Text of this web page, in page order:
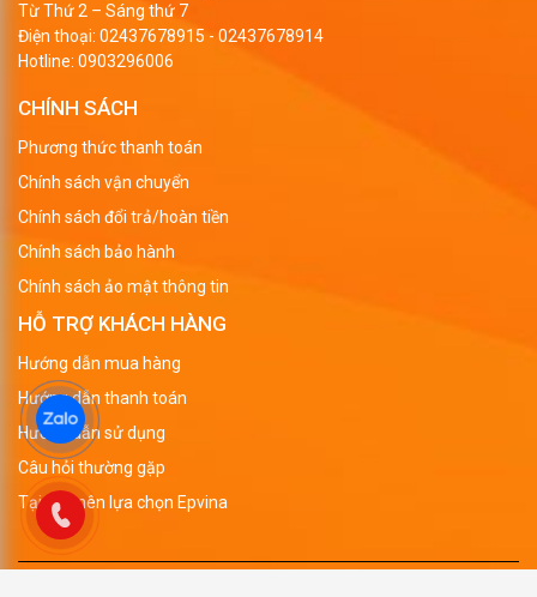
Từ Thứ 2 – Sáng thứ 7
Điện thoại: 02437678915 - 02437678914
Hotline: 0903296006
CHÍNH SÁCH
Phương thức thanh toán
Chính sách vận chuyển
Chính sách đổi trả/hoàn tiền
Chính sách bảo hành
Chính sách ảo mật thông tin
HỖ TRỢ KHÁCH HÀNG
Hướng dẫn mua hàng
Hướng dẫn thanh toán
Hướng dẫn sử dụng
Câu hỏi thường gặp
Tại sao nên lựa chọn Epvina